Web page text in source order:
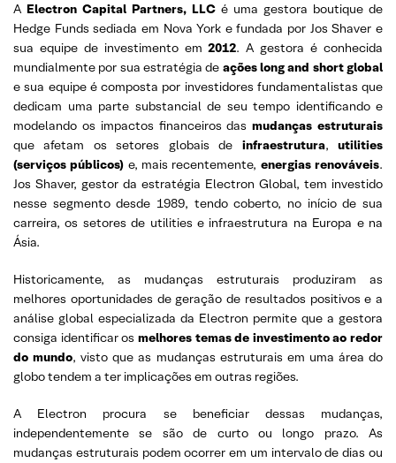
A Electron Capital Partners, LLC é uma gestora boutique de
Hedge Funds sediada em Nova York e fundada por Jos Shaver e
sua equipe de investimento em2012. A gestora é conhecida
mundialmente por sua estratégia de ações long and short global
e sua equipe é composta por investidores fundamentalistas que
dedicam uma parte substancial de seu tempo identificando e
modelando os impactos financeiros dasmudanças estruturais
que afetam os setores globais de infraestrutura,utilities
(serviços públicos) e, mais recentemente, energias renováveis.
Jos Shaver, gestor da estratégia Electron Global, tem investido
nesse segmento desde 1989, tendo coberto, no início de sua
carreira, os setores de utilities e infraestrutura na Europa e na
Ásia.
Historicamente, as mudanças estruturais produziram as
melhores oportunidades de geração de resultados positivos e a
análise global especializada da Electron permite que a gestora
consiga identificar os melhores temas de investimento ao redor
do mundo, visto que as mudanças estruturais em uma área do
globo tendem a ter implicações em outras regiões.
A Electron procura se beneficiar dessas mudanças,
independentemente se são de curto ou longo prazo. As
mudanças estruturais podem ocorrer em um intervalo de dias ou